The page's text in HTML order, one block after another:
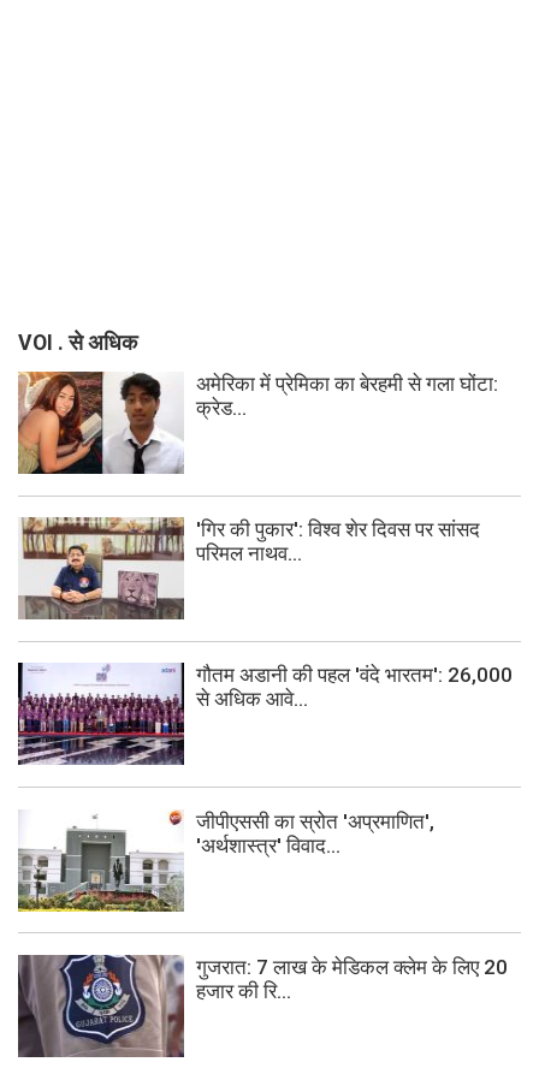
VOI . से अधिक
अमेरिका में प्रेमिका का बेरहमी से गला घोंटा:
क्रेड...
'गिर की पुकार': विश्व शेर दिवस पर सांसद
परिमल नाथव...
गौतम अडानी की पहल 'वंदे भारतम': 26,000
से अधिक आवे...
जीपीएससी का स्रोत 'अप्रमाणित',
'अर्थशास्त्र' विवाद...
गुजरात: 7 लाख के मेडिकल क्लेम के लिए 20
हजार की रि...